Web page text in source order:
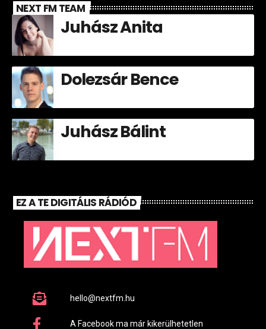
NEXT FM TEAM
Juhász Anita
Dolezsár Bence
Juhász Bálint
EZ A TE DIGITÁLIS RÁDIÓD
hello@nextfm.hu
A Facebook ma már kikerülhetetlen